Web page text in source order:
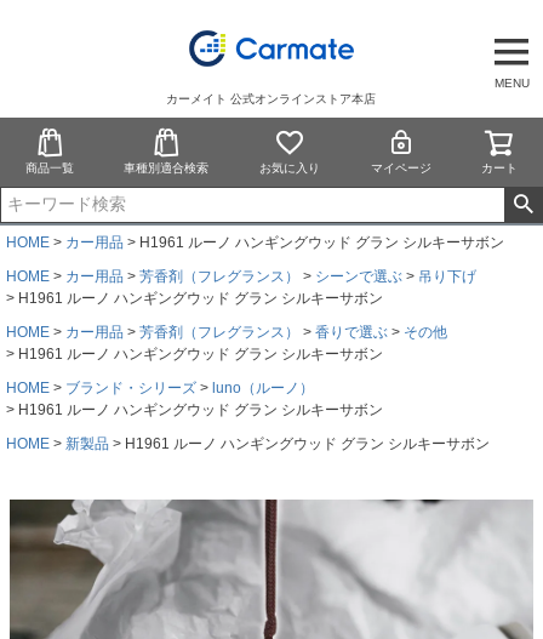
MENU
カーメイト 公式オンラインストア本店
商品一覧 車種別適合検索 お気に入り マイページ カート
HOME カー用品
H1961 ルーノ ハンギングウッド グラン シルキーサボン
HOME
カー用品 芳香剤（フレグランス） シーンで選ぶ
吊り下げ
H1961 ルーノ ハンギングウッド グラン シルキーサボン
HOME
カー用品 芳香剤（フレグランス） 香りで選ぶ
その他
H1961 ルーノ ハンギングウッド グラン シルキーサボン
HOME
ブランド・シリーズ
luno（ルーノ）
H1961 ルーノ ハンギングウッド グラン シルキーサボン
HOME
新製品 H1961 ルーノ ハンギングウッド グラン シルキーサボン